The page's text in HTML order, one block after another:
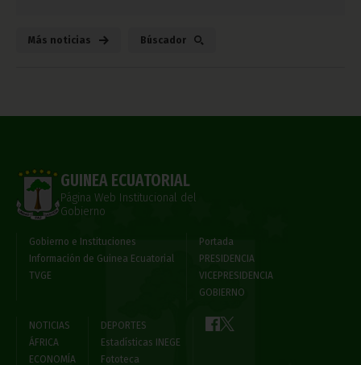
Más noticias Búscador
GUINEA ECUATORIAL
Página Web Institucional del
Gobierno
Gobierno e Instituciones
Información de Guinea Ecuatorial
TVGE
Portada
PRESIDENCIA
VICEPRESIDENCIA
GOBIERNO
NOTICIAS
ÁFRICA
ECONOMÍA
DEPORTES
Estadísticas INEGE
Fototeca